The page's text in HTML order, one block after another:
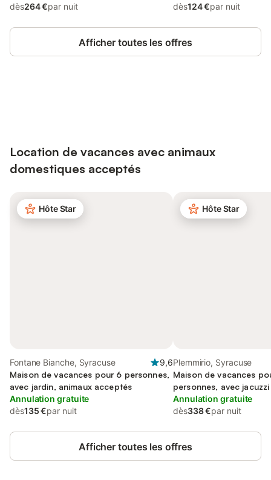
dès264 €par nuit
dès124 €par nuit
Afficher toutes les offres
Location de vacances avec animaux
domestiques acceptés
Hôte Star
Fontane Bianche, Syracuse
9,6
Maison de vacances pour 6 personnes,
avec jardin, animaux acceptés
Annulation gratuite
dès135 €par nuit
Hôte Star
Plemmirio, Syracuse
Maison de vacances
personnes, avec
Annulation gratuite
dès338 €par nuit
Afficher toutes les offres